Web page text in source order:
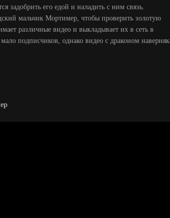
задобрить его едой и наладить с ним связь.
мальчик Мортимер, чтобы проверить золотую
различные видео и выкладывает их в сеть в
подписчиков, однако видео с драконом